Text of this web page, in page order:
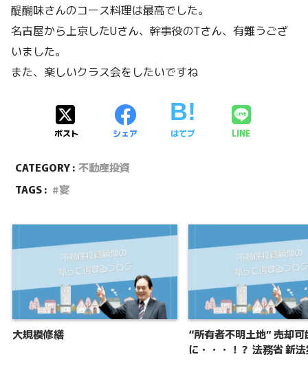
醍醐味さんのコース料理は最高でした。
名古屋から上京したUさん、幹事役のTさん、有難うござ
いました。
また、楽しいクラス会をしたいですね
ポスト シェア はてブ LINE
CATEGORY : 不動産投資
TAGS :
宴
大規模修繕
“所有者不明土地” 売却可
に・・・！？ 法務省 新